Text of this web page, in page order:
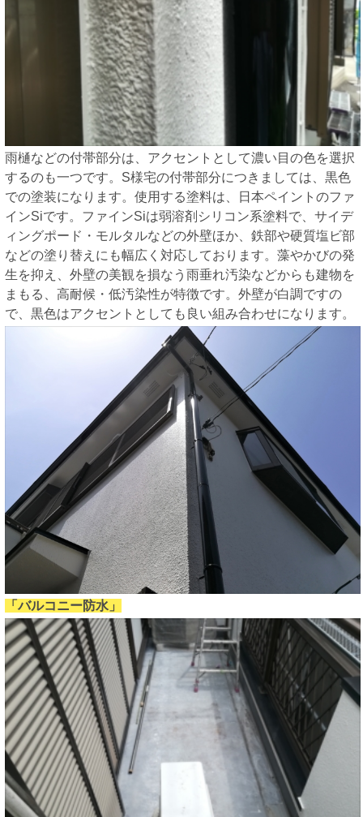
雨樋などの付帯部分は、アクセントとして濃い目の色を選択
するのも一つです。S様宅の付帯部分につきましては、黒色
での塗装になります。使用する塗料は、日本ペイントのファ
インSiです。ファインSiは弱溶剤シリコン系塗料で、サイデ
ィングポード・モルタルなどの外壁ほか、鉄部や硬質塩ビ部
などの塗り替えにも幅広く対応しております。藻やかびの発
生を抑え、外壁の美観を損なう雨垂れ汚染などからも建物を
まもる、高耐候・低汚染性が特徴です。外壁が白調ですの
で、黒色はアクセントとしても良い組み合わせになります。
「バルコニー防水」